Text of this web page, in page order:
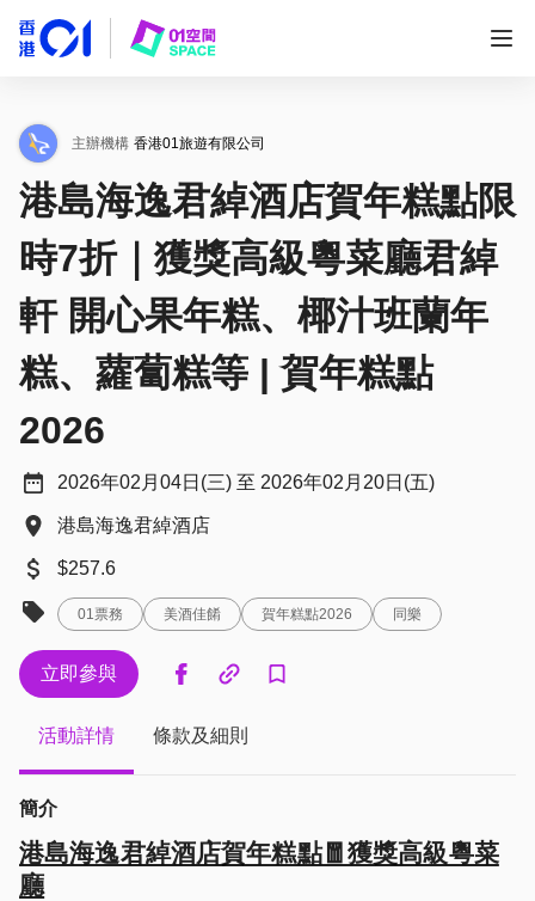
主辦機構 香港01旅遊有限公司
港島海逸君綽酒店賀年糕點限
時7折｜獲獎高級粵菜廳君綽
軒 開心果年糕、椰汁班蘭年
糕、蘿蔔糕等 | 賀年糕點
2026
2026年02月04日(三) 至 2026年02月20日(五)
港島海逸君綽酒店
$257.6
01票務 美酒佳餚 賀年糕點2026 同樂
立即參與
活動詳情 條款及細則
簡介
港島海逸君綽酒店賀年糕點🧧獲獎高級粵菜
廳